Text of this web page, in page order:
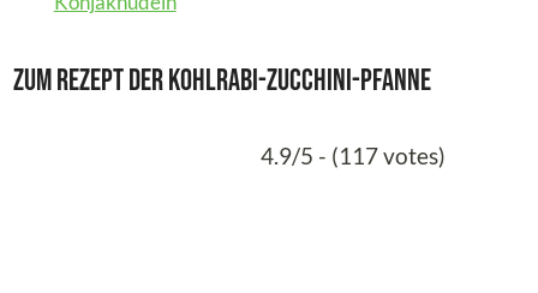
Zum Rezept der Kohlrabi-Zucchini-Pfanne
4.9/5 - (117 votes)